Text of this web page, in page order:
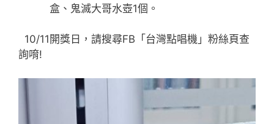
盒、鬼滅大哥水壺1個。
10/11開獎日，請搜尋FB「台灣點唱機」粉絲頁查
詢唷!